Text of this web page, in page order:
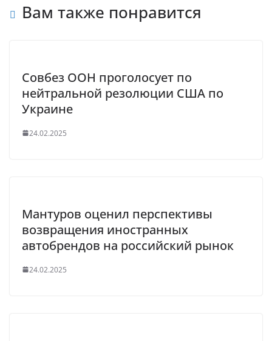
Вам также понравится
Совбез ООН проголосует по
нейтральной резолюции США по
Украине
24.02.2025
Мантуров оценил перспективы
возвращения иностранных
автобрендов на российский рынок
24.02.2025